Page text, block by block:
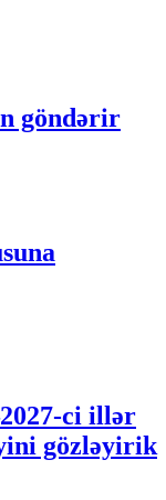
göndərir
ci illər
gözləyirik